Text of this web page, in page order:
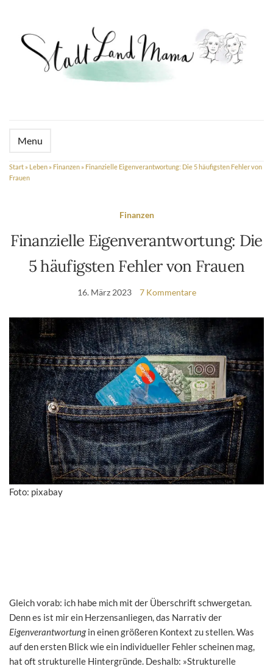
Menu
Start » Leben » Finanzen » Finanzielle Eigenverantwortung: Die 5 häufigsten Fehler von
Frauen
Finanzen
Finanzielle Eigenverantwortung: Die
5 häufigsten Fehler von Frauen
16. März 2023 7 Kommentare
Foto: pixabay
Gleich vorab: ich habe mich mit der Überschrift schwergetan.
Denn es ist mir ein Herzensanliegen, das Narrativ der
Eigenverantwortungin einen größeren Kontext zu stellen. Was
auf den ersten Blick wie ein individueller Fehler scheinen mag,
hat oft strukturelle Hintergründe. Deshalb: »Strukturelle